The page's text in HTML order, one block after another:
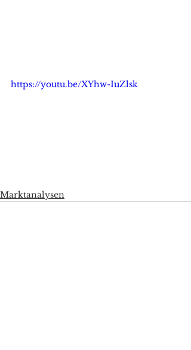
https://youtu.be/XYhw-IuZlsk
Marktanalysen